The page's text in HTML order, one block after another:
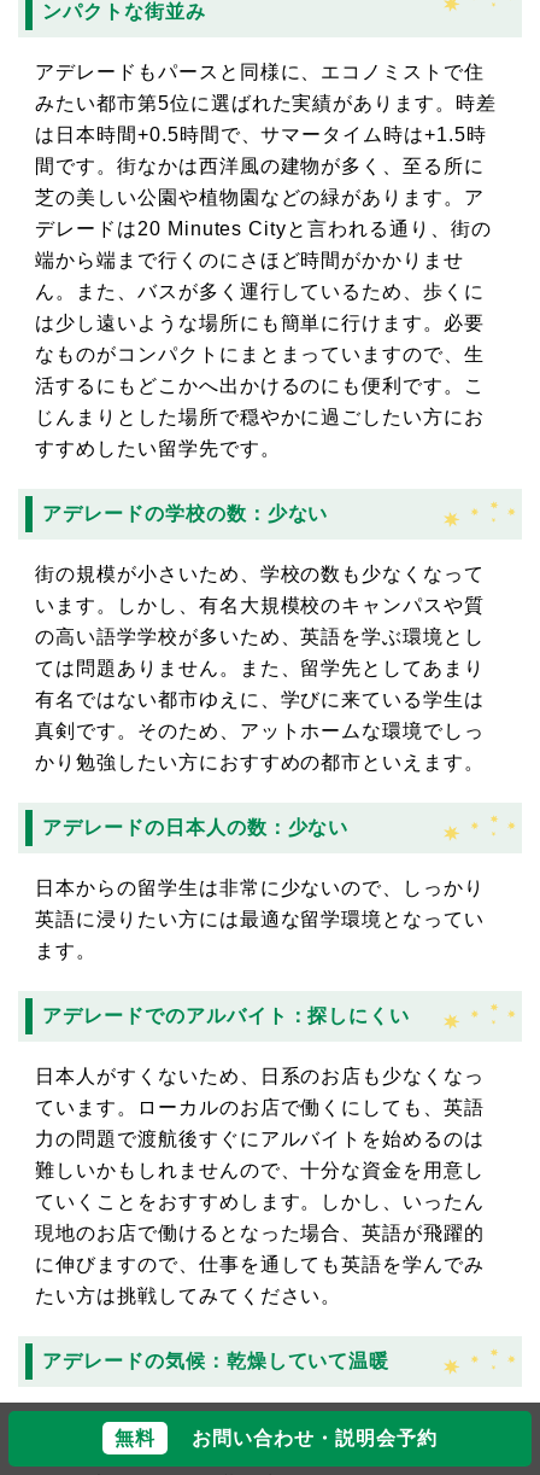
ンパクトな街並み
アデレードもパースと同様に、エコノミストで住
みたい都市第5位に選ばれた実績があります。時差
は日本時間+0.5時間で、サマータイム時は+1.5時
間です。街なかは西洋風の建物が多く、至る所に
芝の美しい公園や植物園などの緑があります。ア
デレードは20 Minutes Cityと言われる通り、街の
端から端まで行くのにさほど時間がかかりませ
ん。また、バスが多く運行しているため、歩くに
は少し遠いような場所にも簡単に行けます。必要
なものがコンパクトにまとまっていますので、生
活するにもどこかへ出かけるのにも便利です。こ
じんまりとした場所で穏やかに過ごしたい方にお
すすめしたい留学先です。
アデレードの学校の数：少ない
街の規模が小さいため、学校の数も少なくなって
います。しかし、有名大規模校のキャンパスや質
の高い語学学校が多いため、英語を学ぶ環境とし
ては問題ありません。また、留学先としてあまり
有名ではない都市ゆえに、学びに来ている学生は
真剣です。そのため、アットホームな環境でしっ
かり勉強したい方におすすめの都市といえます。
アデレードの日本人の数：少ない
日本からの留学生は非常に少ないので、しっかり
英語に浸りたい方には最適な留学環境となってい
ます。
アデレードでのアルバイト：探しにくい
日本人がすくないため、日系のお店も少なくなっ
ています。ローカルのお店で働くにしても、英語
力の問題で渡航後すぐにアルバイトを始めるのは
難しいかもしれませんので、十分な資金を用意し
ていくことをおすすめします。しかし、いったん
現地のお店で働けるとなった場合、英語が飛躍的
に伸びますので、仕事を通しても英語を学んでみ
たい方は挑戦してみてください。
アデレードの気候：乾燥していて温暖
年間を通して乾燥していますが、気候は非常に穏
やかです。しかし、1日の寒暖差が激しい日が多い
無料 お問い合わせ・説明会予約